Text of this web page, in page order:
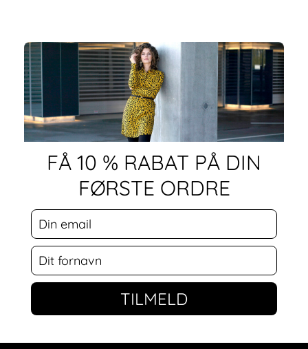
FÅ 10 % RABAT PÅ DIN
FØRSTE ORDRE
TILMELD